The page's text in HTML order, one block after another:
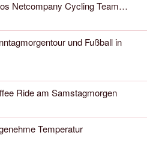
Netcompany Cycling Team…
und Fußball in
Ride am Samstagmorgen
Temperatur